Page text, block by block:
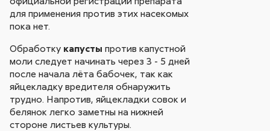
для применения против этих насекомых
пока нет.
Обработку капусты против капустной
моли следует начинать через 3 - 5 дней
после начала лёта бабочек, так как
яйцекладку вредителя обнаружить
трудно. Напротив, яйцекладки совок и
белянок легко заметны на нижней
стороне листьев культуры.